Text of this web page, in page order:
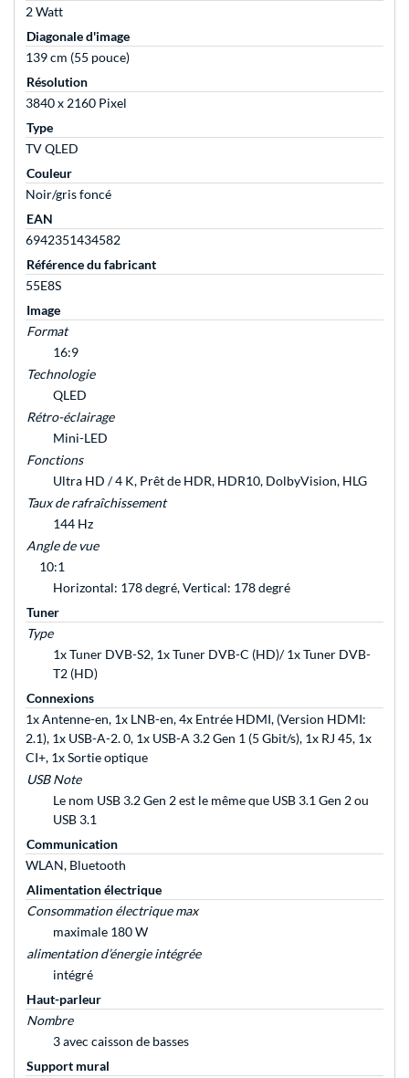
2 Watt
Diagonale d'image
139 cm (55 pouce)
Résolution
3840 x 2160 Pixel
Type
TV QLED
Couleur
Noir/gris foncé
EAN
6942351434582
Référence du fabricant
55E8S
Image
Format
16:9
Technologie
QLED
Rétro-éclairage
Mini-LED
Fonctions
Ultra HD / 4 K, Prêt de HDR, HDR10, DolbyVision, HLG
Taux de rafraîchissement
144 Hz
Angle de vue
10:1
Horizontal: 178 degré, Vertical: 178 degré
Tuner
Type
1x Tuner DVB-S2, 1x Tuner DVB-C (HD)/ 1x Tuner DVB-
T2 (HD)
Connexions
1x Antenne-en, 1x LNB-en, 4x Entrée HDMI, (Version HDMI:
2.1), 1x USB-A-2. 0, 1x USB-A 3.2 Gen 1 (5 Gbit/s), 1x RJ 45, 1x
CI+, 1x Sortie optique
USB Note
Le nom USB 3.2 Gen 2 est le même que USB 3.1 Gen 2 ou
USB 3.1
Communication
WLAN, Bluetooth
Alimentation électrique
Consommation électrique max
maximale 180 W
alimentation d’énergie intégrée
intégré
Haut-parleur
Nombre
3 avec caisson de basses
Support mural